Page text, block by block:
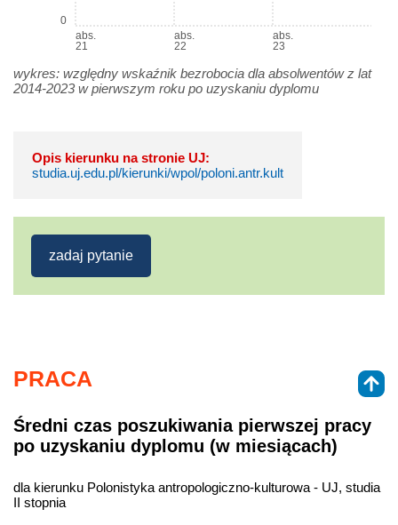
abs.
21
abs.
22
abs.
23
0
wykres: względny wskaźnik bezrobocia dla absolwentów z lat
2014-2023 w pierwszym roku po uzyskaniu dyplomu
Opis kierunku na stronie UJ:
studia.uj.edu.pl/kierunki/wpol/poloni.antr.kult
zadaj pytanie
PRACA
Średni czas poszukiwania pierwszej pracy
po uzyskaniu dyplomu (w miesiącach)
dla kierunku Polonistyka antropologiczno-kulturowa - UJ, studia
II stopnia